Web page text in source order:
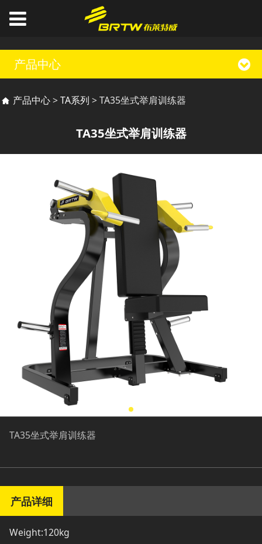
产品中心
TA35坐式举肩训练器
产品中心>TA系列 >TA35坐式举肩训练器
TA35坐式举肩训练器
TA35坐式举肩训练器
产品详细
Weight:120kg